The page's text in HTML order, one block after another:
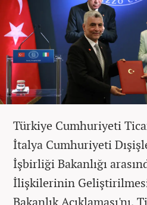
Türkiye Cumhuriyeti
İtalya Cumhuriyeti
İşbirliği Bakanlığı
İlişkilerinin